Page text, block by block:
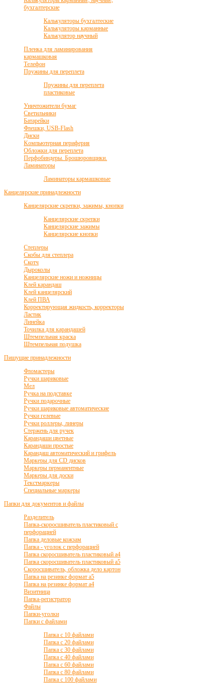
бухгалтерские
Калькуляторы бухгалтеские
Калькуляторы карманные
Калькулятор научный
Пленка для ламинирования
кармашковая
Телефон
Пружины для переплета
Пружины для переплета
пластиковые
Уничтожители бумаг
Светильники
Батарейки
Флешки, USB-Flash
Диски
Kомпьютерная периферия
Обложки для переплета
Перфобиндеры. Брошюровщики.
Ламинаторы
Ламинаторы кармашковые
Канцелярские принадлежности
Канцелярские скрепки, зажимы, кнопки
Канцелярские скрепки
Канцелярские зажимы
Канцелярские кнопки
Степлеры
Скобы для степлера
Скотч
Дыроколы
Канцелярские ножи и ножницы
Клей карандаш
Клей канцелярский
Клей ПВА
Корректирующая жидкость, корректоры
Ластик
Линейка
Точилка для карандашей
Штемпельная краска
Штемпельная подушка
Пишущие принадлежности
Фломастеры
Ручки шариковые
Мел
Ручка на подставке
Ручки подарочные
Ручки шариковые автоматические
Ручки гелевые
Ручки роллеры, линеры
Стержень для ручек
Карандаши цветные
Карандаши простые
Карандаш автоматический и грифель
Маркеры для CD дисков
Маркеры перманентные
Маркеры для доски
Текстмаркеры
Специальные маркеры
Папки для документов и файлы
Разделитель
Папка-скоросшиватель пластиковый с
перфорацией
Папка деловые кожзам
Папка - уголок с перфорацией
Папка скоросшиватель пластиковый а4
Папка скоросшиватель пластиковый а5
Скоросшиватель, обложка дело картон
Папка на резинке формат а5
Папка на резинке формат а4
Визитница
Папка-регистратор
Файлы
Папки-уголки
Папки с файлами
Папка с 10 файлами
Папка с 20 файлами
Папка с 30 файлами
Папка с 40 файлами
Папка с 60 файлами
Папка с 80 файлами
Папка с 100 файлами